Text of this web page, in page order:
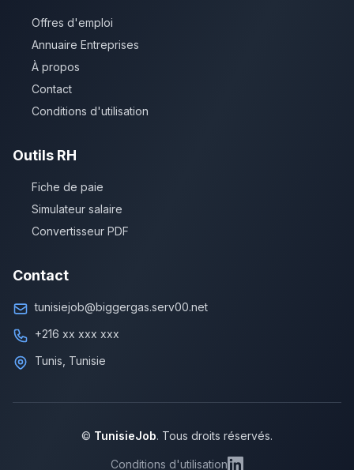
Offres d'emploi
Annuaire Entreprises
À propos
Contact
Conditions d'utilisation
Outils RH
Fiche de paie
Simulateur salaire
Convertisseur PDF
Contact
tunisiejob@biggergas.serv00.net
+216 xx xxx xxx
Tunis, Tunisie
© TunisieJob. Tous droits réservés.
Conditions d'utilisation